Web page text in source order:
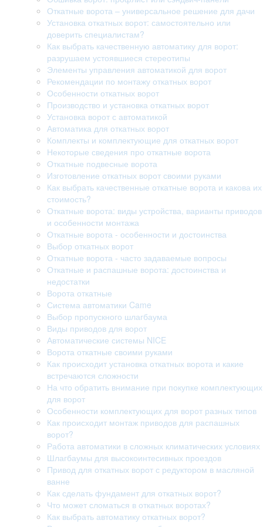
Откатные ворота – универсальное решение для дачи
Установка откатных ворот: самостоятельно или
доверить специалистам?
Как выбрать качественную автоматику для ворот:
разрушаем устоявшиеся стереотипы
Элементы управления автоматикой для ворот
Рекомендации по монтажу откатных ворот
Особенности откатных ворот
Производство и установка откатных ворот
Установка ворот с автоматикой
Автоматика для откатных ворот
Комплекты и комплектующие для откатных ворот
Некоторые сведения про откатные ворота
Откатные подвесные ворота
Изготовление откатных ворот своими руками
Как выбрать качественные откатные ворота и какова их
стоимость?
Откатные ворота: виды устройства, варианты приводов
и особенности монтажа
Откатные ворота - особенности и достоинства
Выбор откатных ворот
Откатные ворота - часто задаваемые вопросы
Откатные и распашные ворота: достоинства и
недостатки
Ворота откатные
Система автоматики Came
Выбор пропускного шлагбаума
Виды приводов для ворот
Автоматические системы NICE
Ворота откатные своими руками
Как происходит установка откатных ворота и какие
встречаются сложности
На что обратить внимание при покупке комплектующих
для ворот
Особенности комплектующих для ворот разных типов
Как происходит монтаж приводов для распашных
ворот?
Работа автоматики в сложных климатических условиях
Шлагбаумы для высокоинтесивных проездов
Привод для откатных ворот с редуктором в масляной
ванне
Как сделать фундамент для откатных ворот?
Что может сломаться в откатных воротах?
Как выбрать автоматику откатных ворот?